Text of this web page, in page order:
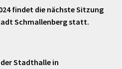
findet die nächste Sitzung
Schmallenberg statt.
Stadthalle in